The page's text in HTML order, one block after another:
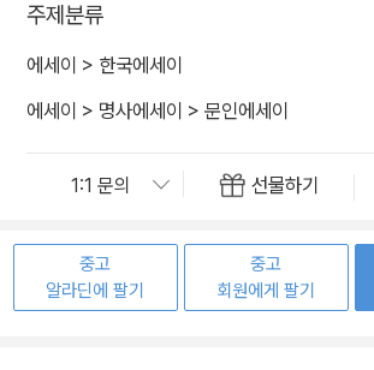
주제분류
에세이 > 한국에세이
에세이 > 명사에세이 > 문인에세이
선물하기
중고
알라딘에 팔기
중고
회원에게 팔기